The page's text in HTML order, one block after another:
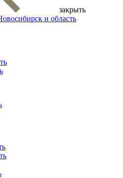
закрыть
и область